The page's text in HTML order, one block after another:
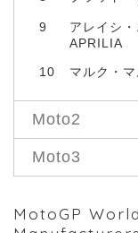
9
アレイシ・
APRILIA
10 マルク・
Moto2
Moto3
MotoGP